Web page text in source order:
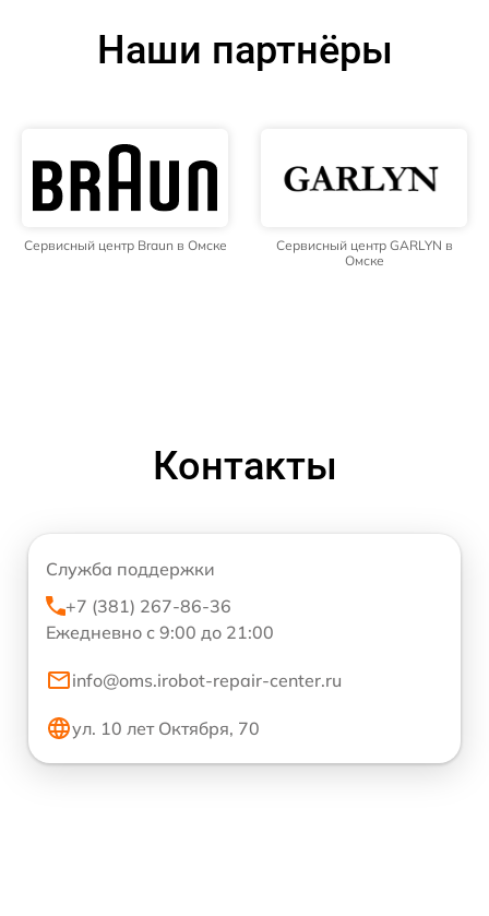
Наши партнёры
Сервисный центр Braun в Омске
Сервисный центр GARLYN в
Омске
Контакты
Служба поддержки
+7 (381) 267-86-36
Ежедневно с 9:00 до 21:00
info@oms.irobot-repair-center.ru
ул. 10 лет Октября, 70